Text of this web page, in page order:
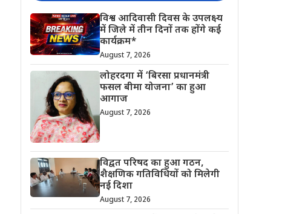
विश्व आदिवासी दिवस के उपलक्ष्य
में जिले में तीन दिनों तक होंगे कई
कार्यक्रम*
August 7, 2026
लोहरदगा में ‘बिरसा प्रधानमंत्री
फसल बीमा योजना’ का हुआ
आगाज
August 7, 2026
विद्वत परिषद का हुआ गठन,
शैक्षणिक गतिविधियों को मिलेगी
नई दिशा
August 7, 2026